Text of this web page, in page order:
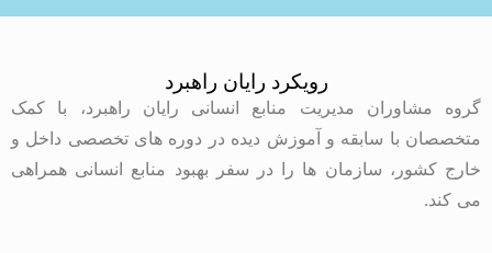
رویکرد رایان راهبرد
گروه مشاوران مدیریت منابع انسانی رایان راهبرد، با کمک
متخصصان با سابقه و آموزش دیده در دوره های تخصصی داخل و
خارج کشور، سازمان ها را در سفر بهبود منابع انسانی همراهی
می کند.